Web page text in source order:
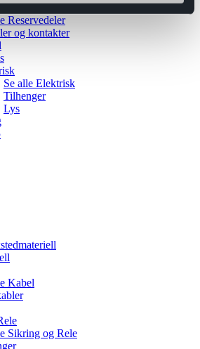
Reservedeler
og kontakter
Se alle Elektrisk
Tilhenger
Lys
Kabel
Sikring og Rele